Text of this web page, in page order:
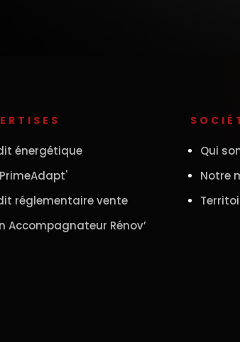
énergétique
réglementaire vente
Accompagnateur Rénov’
Qui
Notre